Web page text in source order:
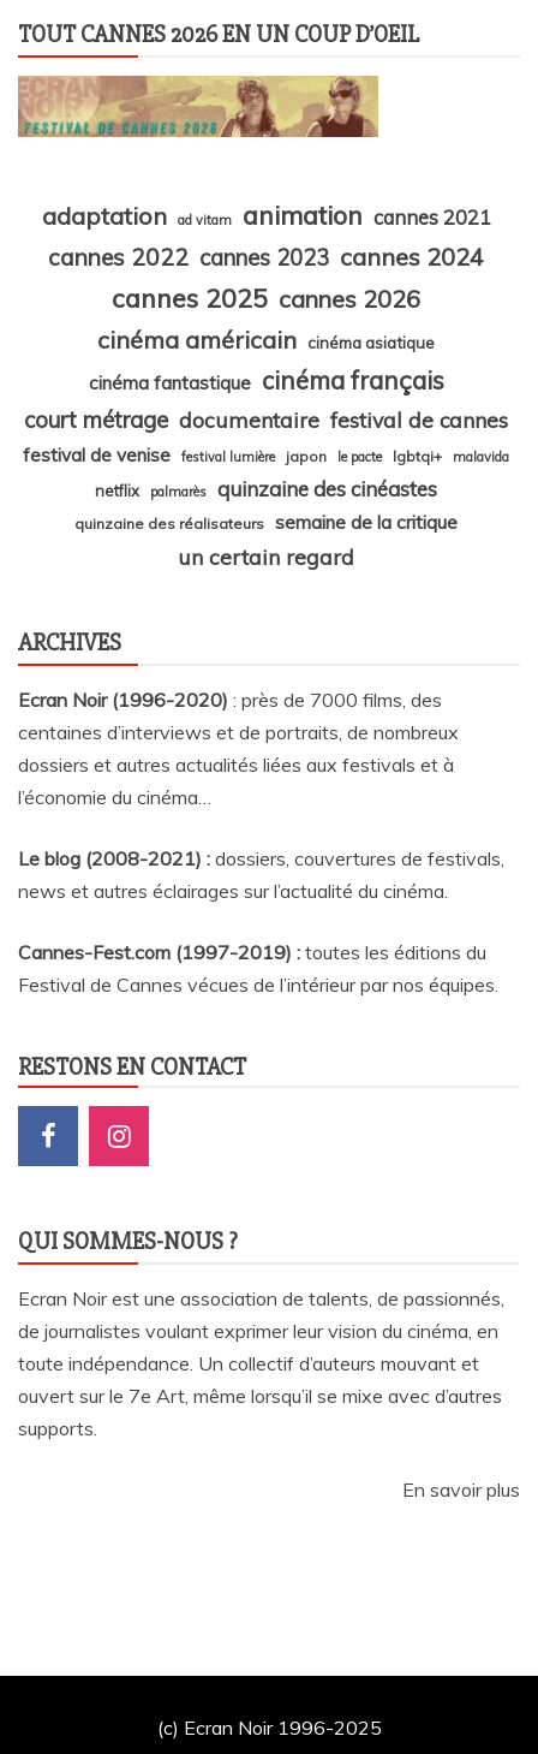
TOUT CANNES 2026 EN UN COUP D’OEIL
adaptation ad vitam animation cannes 2021
cannes 2022 cannes 2023 cannes 2024
cannes 2025 cannes 2026
cinéma américain
cinéma asiatique
cinéma fantastique cinéma français
court métrage documentaire festival de cannes
festival de venise festival lumière japon le pacte lgbtqi+ malavida
netflix palmarès quinzaine des cinéastes
quinzaine des réalisateurs semaine de la critique
un certain regard
ARCHIVES
Ecran Noir (1996-2020) : près de 7000 films, des
centaines d’interviews et de portraits, de nombreux
dossiers et autres actualités liées aux festivals et à
l’économie du cinéma…
Le blog (2008-2021) : dossiers, couvertures de festivals,
news et autres éclairages sur l’actualité du cinéma.
Cannes-Fest.com (1997-2019) : toutes les éditions du
Festival de Cannes vécues de l’intérieur par nos équipes.
RESTONS EN CONTACT
QUI SOMMES-NOUS ?
Ecran Noir est une association de talents, de passionnés,
de journalistes voulant exprimer leur vision du cinéma, en
toute indépendance. Un collectif d’auteurs mouvant et
ouvert sur le 7e Art, même lorsqu’il se mixe avec d’autres
supports.
En savoir plus
(c) Ecran Noir 1996-2025